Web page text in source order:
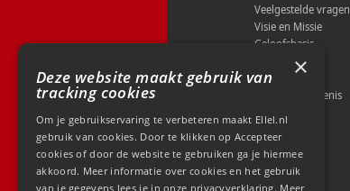
Veelgestelde vragen
Visie en Missie
Geloofsbasis
Onze centra
Ons team
Onze geschiedenis
Aanbevelingen
Contact
Deze website maakt gebruik van
tracking cookies
Om je gebruikservaring te verbeteren maakt Ellel.nl
gebruik van cookies. Door te klikken op Accepteer
cookies of door de website te gebruiken ga je hiermee
akkoord. Meer informatie over cookies en het gebruik
van je gegevens lees je in onze privacyverklaring. Meer
×